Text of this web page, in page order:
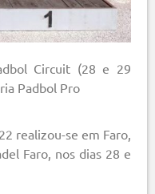
Circuit (28 e 29
Padbol Pro
realizou-se em Faro,
Faro, nos dias 28 e